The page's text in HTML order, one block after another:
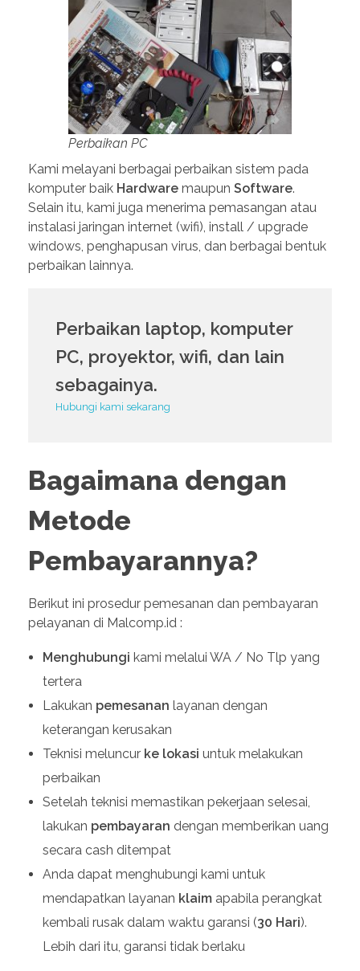
Perbaikan PC
Kami melayani berbagai perbaikan sistem pada
komputer baik Hardware maupun Software.
Selain itu, kami juga menerima pemasangan atau
instalasi jaringan internet (wifi), install / upgrade
windows, penghapusan virus, dan berbagai bentuk
perbaikan lainnya.
Perbaikan laptop, komputer
PC, proyektor, wifi, dan lain
sebagainya.
Hubungi kami sekarang
Bagaimana dengan
Metode
Pembayarannya?
Berikut ini prosedur pemesanan dan pembayaran
pelayanan di Malcomp.id :
Menghubungi kami melalui WA / No Tlp yang
tertera
Lakukan pemesanan layanan dengan
keterangan kerusakan
Teknisi meluncur ke lokasi untuk melakukan
perbaikan
Setelah teknisi memastikan pekerjaan selesai,
lakukan pembayaran dengan memberikan uang
secara cash ditempat
Anda dapat menghubungi kami untuk
mendapatkan layanan klaim apabila perangkat
kembali rusak dalam waktu garansi (30 Hari).
Lebih dari itu, garansi tidak berlaku